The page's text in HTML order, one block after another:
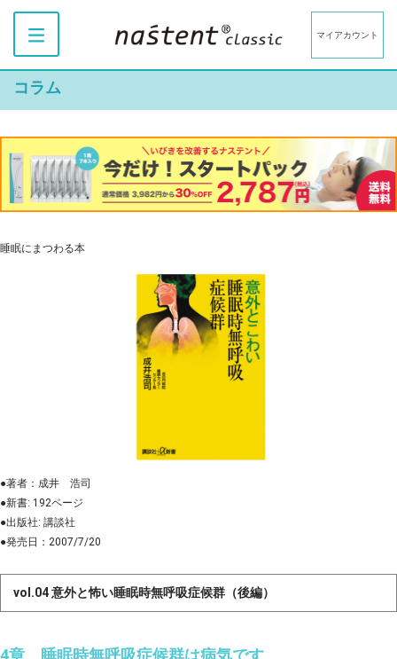
マイアカウント
コラム
睡眠にまつわる本
●著者：成井 浩司
●新書: 192ページ
●出版社: 講談社
●発売日：2007/7/20
vol.04 意外と怖い睡眠時無呼吸症候群（後編）
4章 睡眠時無呼吸症候群は病気です